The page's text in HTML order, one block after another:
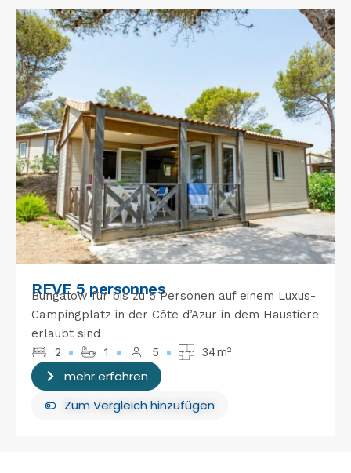
REVE 5 personnes
Bungalow für bis zu 5 Personen auf einem Luxus-
Campingplatz in der Côte d’Azur in dem Haustiere
erlaubt sind
2
1 5 34m²
mehr erfahren
Zum Vergleich hinzufügen